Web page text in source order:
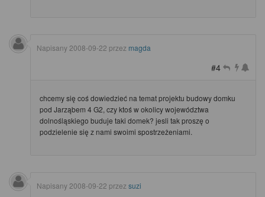
Napisany 2008-09-22 przez magda
#4
chcemy się coś dowiedzieć na temat projektu budowy domku
pod Jarząbem 4 G2, czy ktoś w okolicy województwa
dolnośląskiego buduje taki domek? jesli tak proszę o
podzielenie się z nami swoimi spostrzeżeniami.
Napisany 2008-09-22 przez suzi